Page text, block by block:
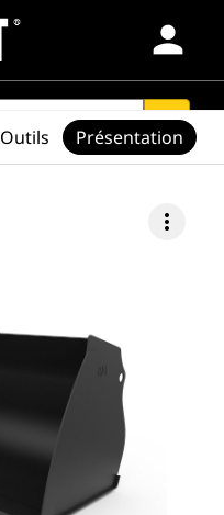
person
search
more_vert
Outils Présentation